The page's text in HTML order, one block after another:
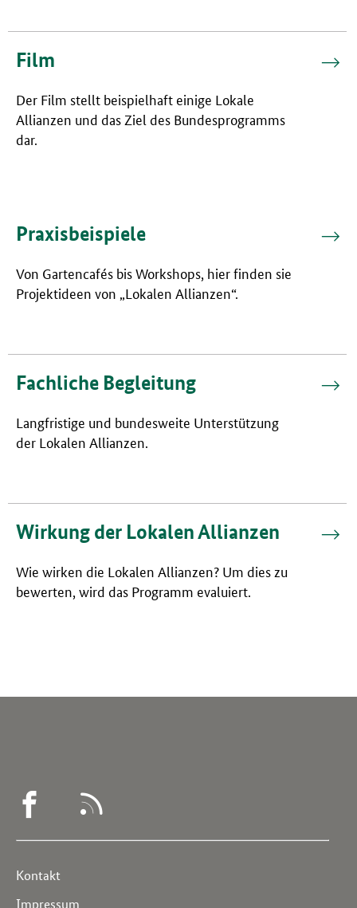
Film
Der Film stellt beispielhaft einige Lokale
Allianzen und das Ziel des Bundesprogramms
dar.
Praxisbeispiele
Von Gartencafés bis Workshops, hier finden sie
Projektideen von „Lokalen Allianzen“.
Fachliche Begleitung
Langfristige und bundesweite Unterstützung
der Lokalen Allianzen.
Wirkung der Lokalen Allianzen
Wie wirken die Lokalen Allianzen? Um dies zu
bewerten, wird das Programm evaluiert.
WEGWEISER
Service
Kontakt
Impressum